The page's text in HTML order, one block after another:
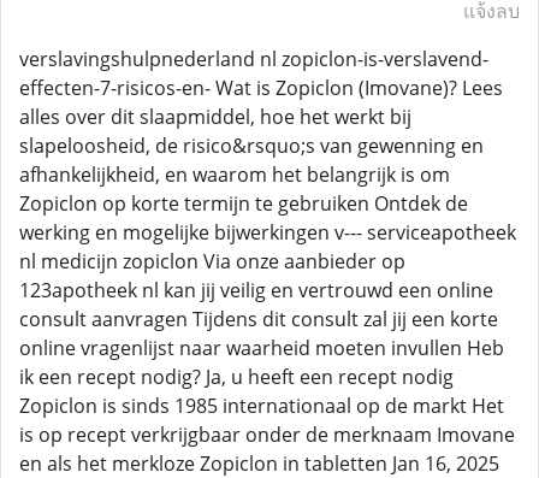
แจ้งลบ
verslavingshulpnederland nl zopiclon-is-verslavend-
effecten-7-risicos-en- Wat is Zopiclon (Imovane)? Lees
alles over dit slaapmiddel, hoe het werkt bij
slapeloosheid, de risico&rsquo;s van gewenning en
afhankelijkheid, en waarom het belangrijk is om
Zopiclon op korte termijn te gebruiken Ontdek de
werking en mogelijke bijwerkingen v--- serviceapotheek
nl medicijn zopiclon Via onze aanbieder op
123apotheek nl kan jij veilig en vertrouwd een online
consult aanvragen Tijdens dit consult zal jij een korte
online vragenlijst naar waarheid moeten invullen Heb
ik een recept nodig? Ja, u heeft een recept nodig
Zopiclon is sinds 1985 internationaal op de markt Het
is op recept verkrijgbaar onder de merknaam Imovane
en als het merkloze Zopiclon in tabletten Jan 16, 2025